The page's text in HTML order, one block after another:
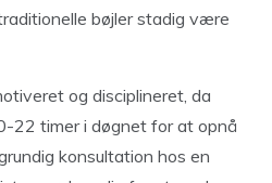
bøjler stadig være
og disciplineret, da
22 timer i døgnet for at opnå
konsultation hos en